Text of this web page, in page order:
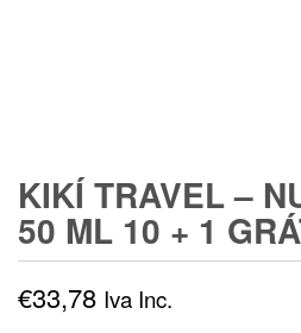
KIKÍ TRAVEL –
50 ML 10 + 1
€33,78 Iva Inc.